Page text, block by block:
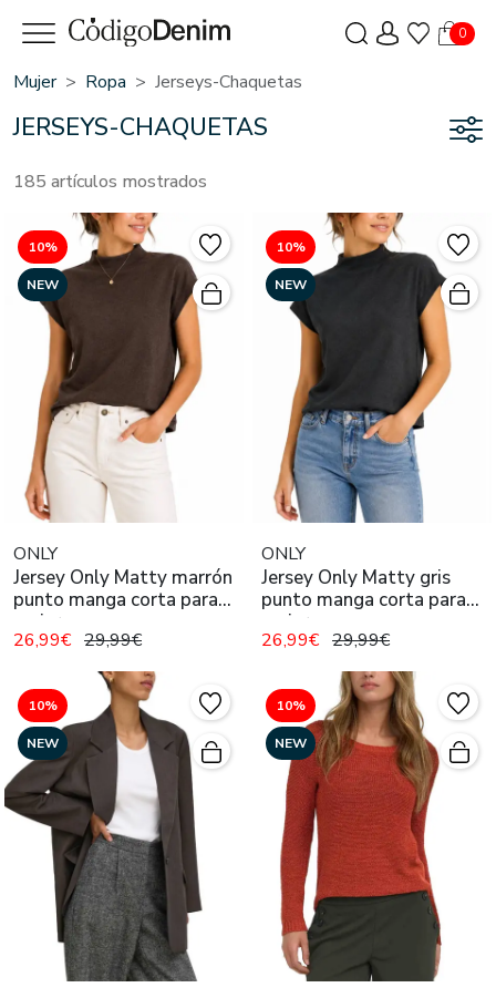
0
Mujer Ropa Jerseys-Chaquetas
JERSEYS-CHAQUETAS
185 artículos mostrados
10%
NEW
ONLY
Jersey Only Matty marrón
punto manga corta para
mujer
26,99€ 29,99€
10%
NEW
ONLY
Jersey Only Matty gris
punto manga corta para
mujer
26,99€ 29,99€
10%
NEW
10%
NEW